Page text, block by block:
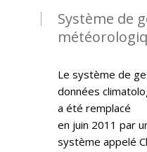
Système de
Le système de
données
a été remplacé
en juin 2011 par
système appelé